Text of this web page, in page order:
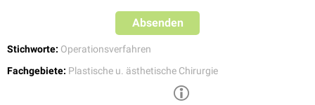
Absenden
Stichworte: Operationsverfahren
Fachgebiete: Plastische u. ästhetische Chirurgie